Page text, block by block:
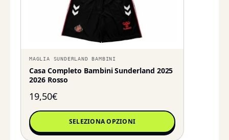
MAGLIA SUNDERLAND BAMBINI
Casa Completo Bambini Sunderland 2025
2026 Rosso
19,50€
SELEZIONA OPZIONI